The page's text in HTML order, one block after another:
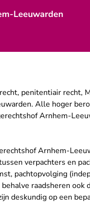
Leeuwarden
penitentiair recht,
Alle hoger
Arnhem-
Arnhem-
verpachters en
pachtopvolging
raadsheren
deskundig op een